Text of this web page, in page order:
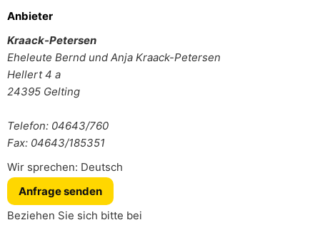
Anbieter
Kraack-Petersen
Eheleute Bernd und Anja Kraack-Petersen
Hellert 4 a
24395 Gelting
Telefon: 04643/760
Fax: 04643/185351
Wir sprechen: Deutsch
Anfrage senden
Beziehen Sie sich bitte bei